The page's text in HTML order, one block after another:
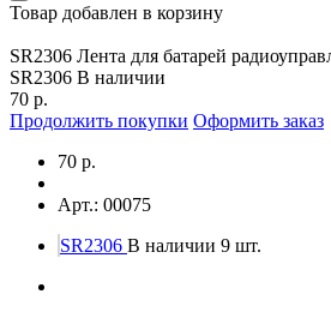
Товар добавлен в корзину
SR2306 Лента для батарей
SR2306 В наличии
70 р.
Продолжить покупки Оформить заказ
70 р.
Арт.: 00075
SR2306 В наличии 9 шт.